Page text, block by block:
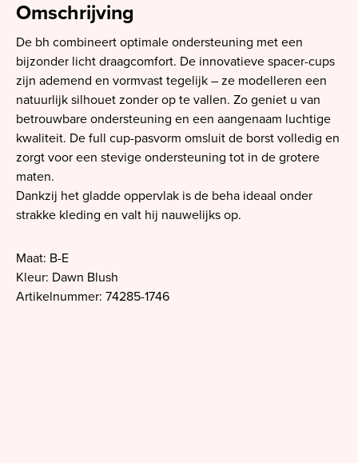
Omschrijving
De bh combineert optimale ondersteuning met een
bijzonder licht draagcomfort. De innovatieve spacer-cups
zijn ademend en vormvast tegelijk – ze modelleren een
natuurlijk silhouet zonder op te vallen. Zo geniet u van
betrouwbare ondersteuning en een aangenaam luchtige
kwaliteit. De full cup-pasvorm omsluit de borst volledig en
zorgt voor een stevige ondersteuning tot in de grotere
maten.
Dankzij het gladde oppervlak is de beha ideaal onder
strakke kleding en valt hij nauwelijks op.
Maat: B-E
Kleur: Dawn Blush
Artikelnummer: 74285-1746